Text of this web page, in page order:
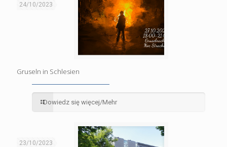
24/10/2023
Gruseln in Schlesien
Dowiedz się więcej/Mehr
23/10/2023